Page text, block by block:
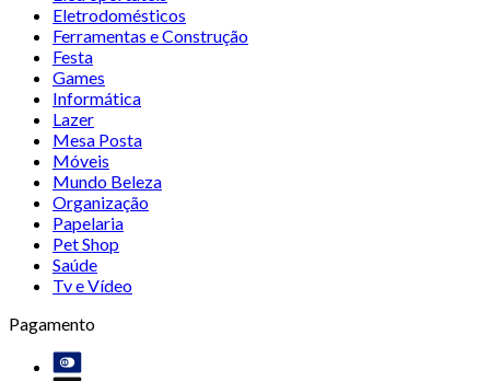
Eletrodomésticos
Ferramentas e Construção
Festa
Games
Informática
Lazer
Mesa Posta
Móveis
Mundo Beleza
Organização
Papelaria
Pet Shop
Saúde
Tv e Vídeo
Pagamento